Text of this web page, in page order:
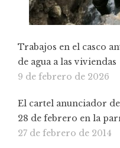
Trabajos en el casco
de agua a las viviendas
9 de febrero de 2026
El cartel anunciador de
28 de febrero en la
27 de febrero de 2014